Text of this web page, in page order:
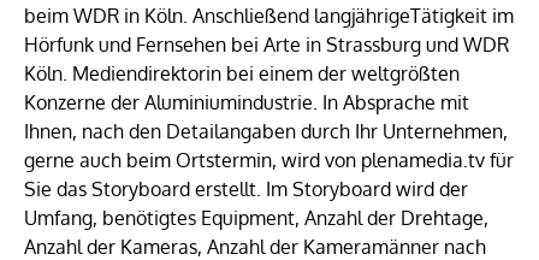
beim WDR in Köln. Anschließend langjährigeTätigkeit im
Hörfunk und Fernsehen bei Arte in Strassburg und WDR
Köln. Mediendirektorin bei einem der weltgrößten
Konzerne der Aluminiumindustrie. In Absprache mit
Ihnen, nach den Detailangaben durch Ihr Unternehmen,
gerne auch beim Ortstermin, wird von plenamedia.tv für
Sie das Storyboard erstellt. Im Storyboard wird der
Umfang, benötigtes Equipment, Anzahl der Drehtage,
Anzahl der Kameras, Anzahl der Kameramänner nach